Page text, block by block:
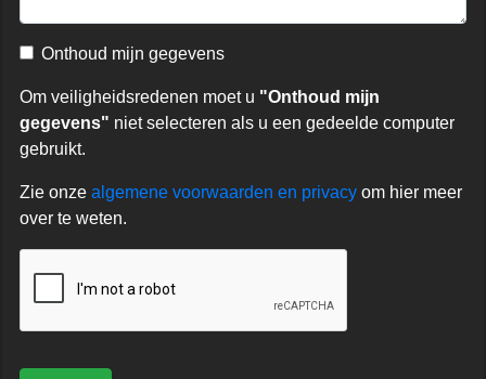
Onthoud mijn gegevens
Om veiligheidsredenen moet u "Onthoud mijn
gegevens" niet selecteren als u een gedeelde computer
gebruikt.
Zie onze algemene voorwaarden en privacy om hier meer
over te weten.